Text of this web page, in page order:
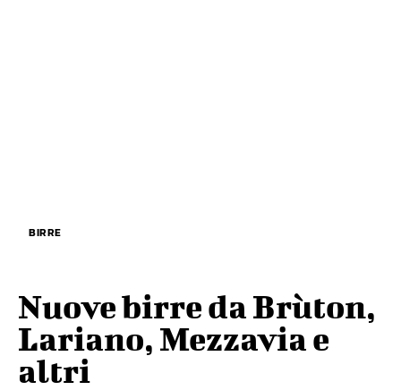
BIRRE
Nuove birre da Brùton,
Lariano, Mezzavia e
altri